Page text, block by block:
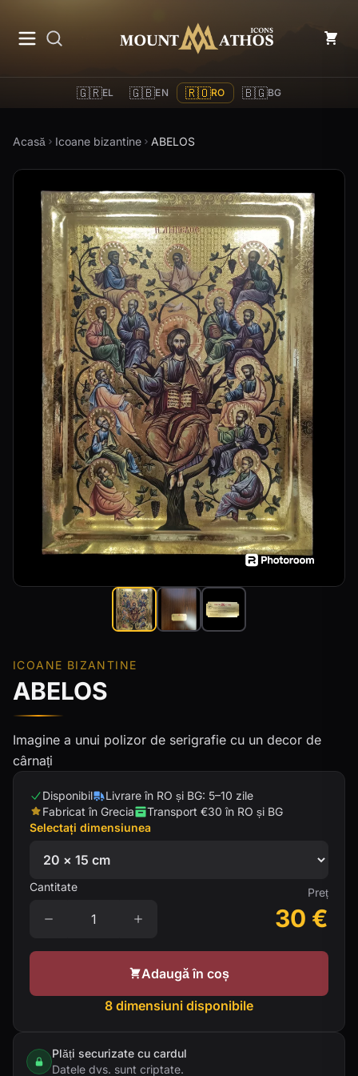
Mount Athos Icons
🇬🇷EL 🇬🇧EN 🇷🇴RO 🇧🇬BG
Acasă Icoane bizantine ABELOS
ICOANE BIZANTINE
ABELOS
Imagine a unui polizor de serigrafie cu un decor de
cârnați
Disponibil
Livrare în RO și BG: 5–10 zile
Fabricat în Grecia
Transport €30 în RO și BG
Selectați dimensiunea
Cantitate Preț
30 €
Adaugă în coș
8 dimensiuni disponibile
Plăți securizate cu cardul
Datele dvs. sunt criptate.